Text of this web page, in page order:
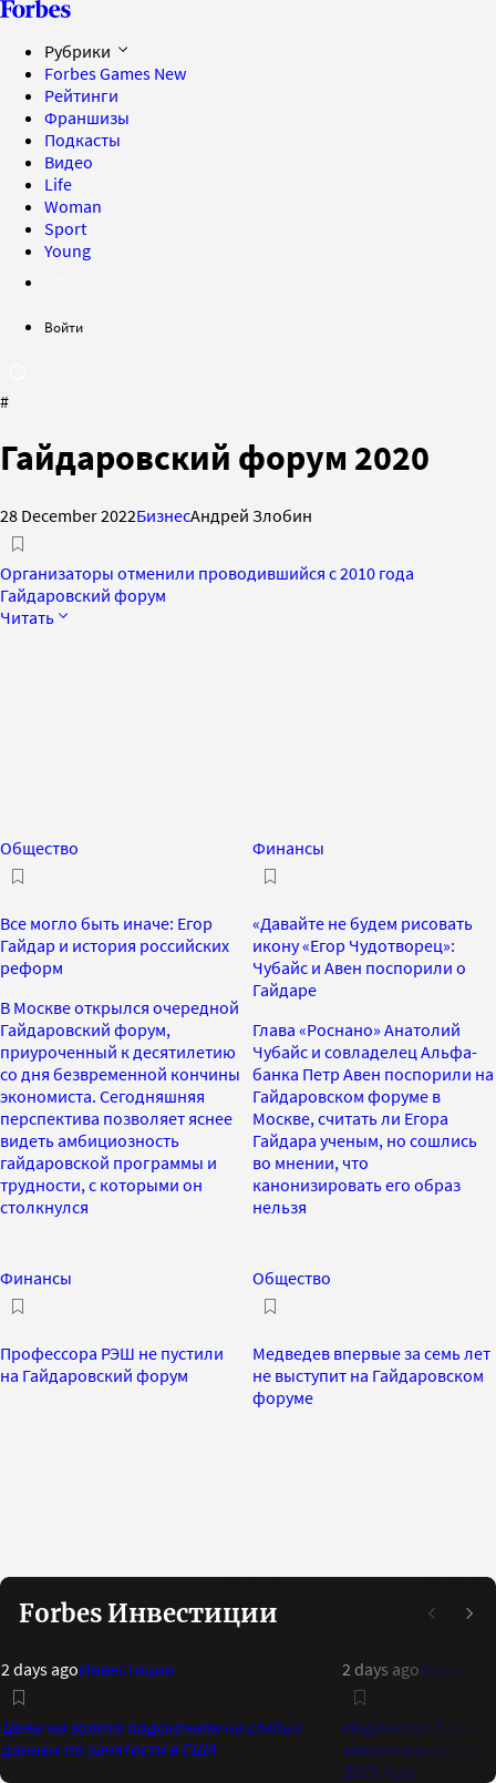
Рубрики
Forbes Games New
Рейтинги
Франшизы
Подкасты
Видео
Life
Woman
Sport
Young
Войти
#
Гайдаровский форум 2020
28 December 2022БизнесАндрей Злобин
Организаторы отменили проводившийся с 2010 года
Гайдаровский форум
Читать
Общество
Все могло быть иначе: Егор
Гайдар и история российских
реформ
В Москве открылся очередной
Гайдаровский форум,
приуроченный к десятилетию
со дня безвременной кончины
экономиста. Сегодняшняя
перспектива позволяет яснее
видеть амбициозность
гайдаровской программы и
трудности, с которыми он
столкнулся
Финансы
«Давайте не будем рисовать
икону «Егор Чудотворец»:
Чубайс и Авен поспорили о
Гайдаре
Глава «Роснано» Анатолий
Чубайс и совладелец Альфа-
банка Петр Авен поспорили на
Гайдаровском форуме в
Москве, считать ли Егора
Гайдара ученым, но сошлись
во мнении, что
канонизировать его образ
нельзя
Финансы
Профессора РЭШ не пустили
на Гайдаровский форум
Общество
Медведев впервые за семь лет
не выступит на Гайдаровском
форуме
Forbes Инвестиции
2 days agoИнвестиции
Цены на золото подскочили на слабых
данных по занятости в США
2 days ago
Индикатор Bank of
максимальный
2021 года